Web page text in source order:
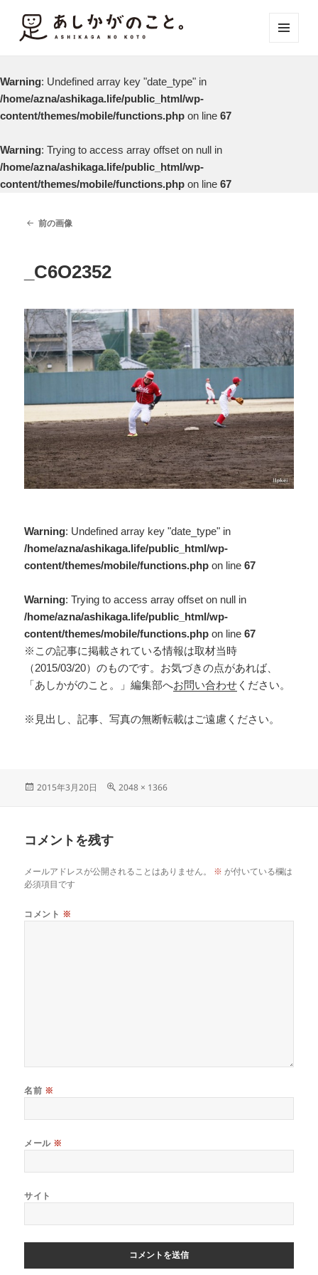
Warning: Undefined array key "date_type" in
/home/azna/ashikaga.life/public_html/wp-
content/themes/mobile/functions.php on line 67
Warning: Trying to access array offset on null in
/home/azna/ashikaga.life/public_html/wp-
content/themes/mobile/functions.php on line 67
前の画像
_C6O2352
Warning: Undefined array key "date_type" in
/home/azna/ashikaga.life/public_html/wp-
content/themes/mobile/functions.php on line67
Warning: Trying to access array offset on null in
/home/azna/ashikaga.life/public_html/wp-
content/themes/mobile/functions.php on line67
※この記事に掲載されている情報は取材当時
（2015/03/20）のものです。お気づきの点があれば、
「あしかがのこと。」編集部へお問い合わせ ください。
※見出し、記事、写真の無断転載はご遠慮ください。
2015年3月20日 2048 × 1366
コメントを残す
メールアドレスが公開されることはありません。 ※ が付いている欄は
必須項目です
コメント ※
名前 ※
メール ※
サイト